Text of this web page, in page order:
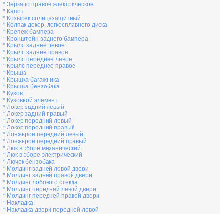
* Зеркало правое электрическое
* Капот
* Козырек солнцезащитный
* Колпак декор. легкосплавного диска
* Крепеж бампера
* Кронштейн заднего бампера
* Крыло заднее левое
* Крыло заднее правое
* Крыло переднее левое
* Крыло переднее правое
* Крыша
* Крышка багажника
* Крышка бензобака
* Кузов
* Кузовной элемент
* Локер задний левый
* Локер задний правый
* Локер передний левый
* Локер передний правый
* Лонжерон передний левый
* Лонжерон передний правый
* Люк в сборе механический
* Люк в сборе электрический
* Лючок бензобака
* Молдинг задней левой двери
* Молдинг задней правой двери
* Молдинг лобового стекла
* Молдинг передней левой двери
* Молдинг передней правой двери
* Накладка
* Накладка двери передней левой